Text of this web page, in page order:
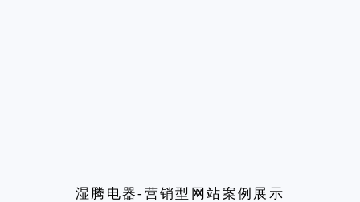
湿腾电器-营销型网站案例展示